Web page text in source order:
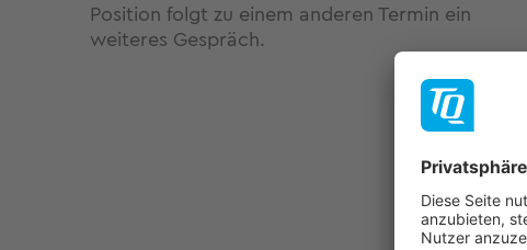
Position folgt zu einem anderen Termin ein
weiteres Gespräch.